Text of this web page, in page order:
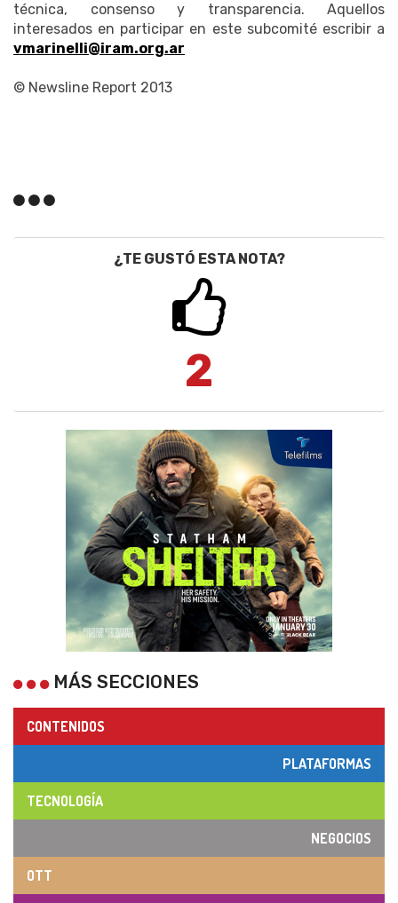
técnica, consenso y transparencia. Aquellos
interesados en participar en este subcomité escribir a
vmarinelli@iram.org.ar
© Newsline Report 2013
¿TE GUSTÓ ESTA NOTA?
2
MÁS SECCIONES
CONTENIDOS
PLATAFORMAS
TECNOLOGÍA
NEGOCIOS
OTT